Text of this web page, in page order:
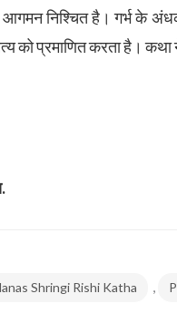
निश्चित है। गर्भ के
को प्रमाणित करता है।
Shringi Rishi Katha ,